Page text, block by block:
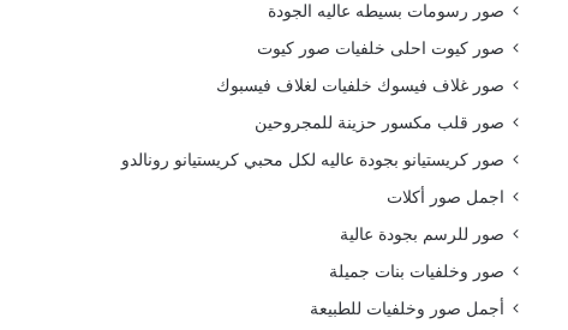
صور رسومات بسيطه عاليه الجودة
صور كيوت احلى خلفيات صور كيوت
صور غلاف فيسوك خلفيات لغلاف فيسبوك
صور قلب مكسور حزينة للمجروحين
صور كريستيانو بجودة عاليه لكل محبي كريستيانو رونالدو
اجمل صور أكلات
صور للرسم بجودة عالية
صور وخلفيات بنات جميلة
أجمل صور وخلفيات للطبيعة